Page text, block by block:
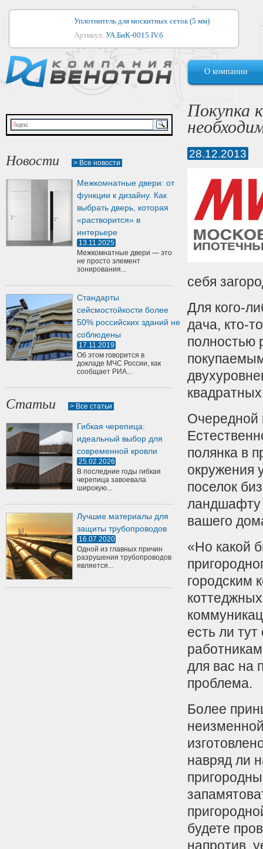
Уплотнитель для москитных сеток (5 мм)
Артикул: УА.БиК-0015.IV.б
Уплотнитель для алюминиевых окон
Артикул:1044
Уплотнитель для деревянных окон
Артикул:УМ.БиК-0062.IV.б
Уплотнитель лоджиевый для (4, 5, 6 мм)
Артикул:
О компании
Новости > Все новости
Межкомнатные двери: от
функции к дизайну. Как
выбрать дверь, которая
«растворится» в
интерьере
13.11.2025
Межкомнатные двери — это
не просто элемент
зонирования...
Стандарты
сейсмостойкости более
50% российских зданий не
соблюдены
17.11.2019
Об этом говорится в
докладе МЧС России, как
сообщает РИА...
Статьи > Все статьи
Гибкая черепица:
идеальный выбор для
современной кровли
25.02.2026
В последние годы гибкая
черепица завоевала
широкую...
Лучшие материалы для
защиты трубопроводов
16.07.2020
Одной из главных причин
разрушения трубопроводов
является...
Покупка
28.12.2013
себя
Для кого-
дача, кто-
полностью
полянка в
окружения
поселок
ландшафту
вашего
«Но какой
городским
есть ли
для вас на
проблема.
Более
навряд ли
будете
напротив,